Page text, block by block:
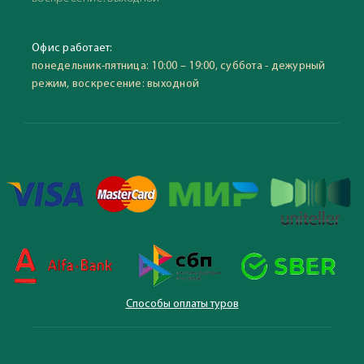
Офис работает:
понедельник-пятница: 10:00 – 19:00, суббота - дежурный
режим, воскресение: выходной
Способы оплаты туров